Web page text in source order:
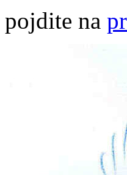
pojdite na